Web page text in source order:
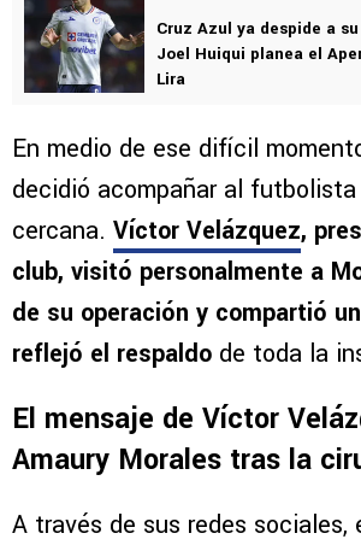
Cruz Azul ya despide a
Joel Huiqui planea el
Lira
En medio de ese difícil
decidió acompañar al futbolista
cercana. Víctor Velázquez,
club, visitó personalmente a
de su operación y compartió
reflejó el respaldo de toda la
El mensaje de Víctor
Amaury Morales tras la
A través de sus redes sociales,